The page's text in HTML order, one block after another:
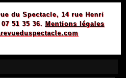
du Spectacle, 14 rue Henri
51 35 36. Mentions légales